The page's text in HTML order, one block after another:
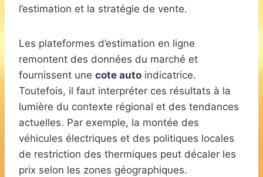
l’estimation et la stratégie de vente.
Les plateformes d’estimation en ligne
remontent des données du marché et
fournissent une cote auto indicatrice.
Toutefois, il faut interpréter ces résultats à la
lumière du contexte régional et des tendances
actuelles. Par exemple, la montée des
véhicules électriques et des politiques locales
de restriction des thermiques peut décaler les
prix selon les zones géographiques.